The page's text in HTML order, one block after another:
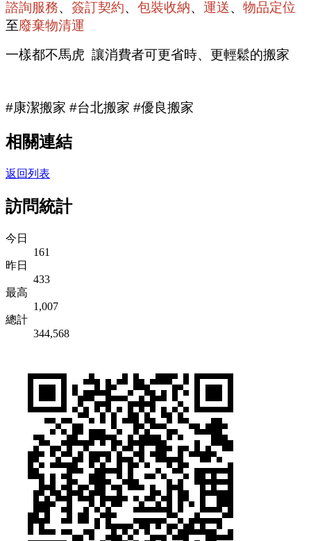
諮詢服務、 簽訂契約、 包裝收納、 運送、 物品定位
至廢棄物清運
一樣都不馬虎 讓消費者可更省時、更輕鬆的搬家
#康潔搬家 #台北搬家 #優良搬家
相關連結
返回列表
訪問統計
今日
161
昨日
433
最高
1,007
總計
344,568